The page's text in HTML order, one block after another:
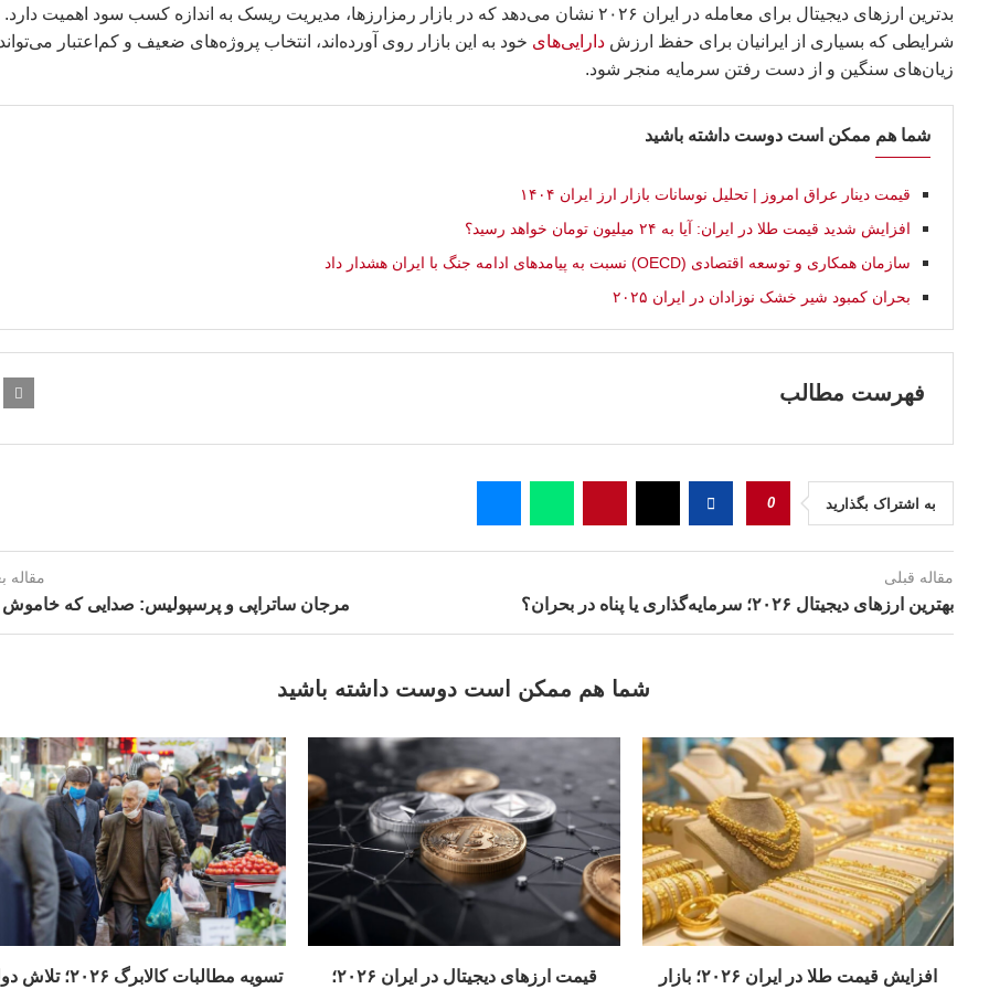
بدترین ارزهای دیجیتال برای معامله در ایران ۲۰۲۶ نشان می‌دهد که در بازار رمزارزها، مدیریت ریسک به اندازه کسب سود اهمیت
شرایطی که بسیاری از ایرانیان برای حفظ ارزش دارایی‌های خود به این بازار روی آورده‌اند، انتخاب پروژه‌های ضعیف و کم‌اعتبار
زیان‌های سنگین و از دست رفتن سرمایه منجر شود.
شما هم ممکن است دوست داشته باشید
قیمت دینار عراق امروز | تحلیل نوسانات بازار ارز ایران ۱۴۰۴
افزایش شدید قیمت طلا در ایران: آیا به ۲۴ میلیون تومان خواهد رسید؟
سازمان همکاری و توسعه اقتصادی (OECD) نسبت به پیامدهای ادامه جنگ با ایران هشدار داد
بحران کمبود شیر خشک نوزادان در ایران ۲۰۲۵
فهرست مطالب
به اشتراک بگذارید 0
مقاله قبلی
بهترین ارزهای دیجیتال ۲۰۲۶؛ سرمایه‌گذاری یا پناه در بحران؟
مقاله
مرجان ساتراپی و پرسپولیس: صدایی که
شما هم ممکن است دوست داشته باشید
تسویه مطالبات کالابرگ قیمت ارزهای دیجیتال در ایران ۲۰۲۶؛ افزایش قیمت طلا در ایران ۲۰۲۶؛ بازار